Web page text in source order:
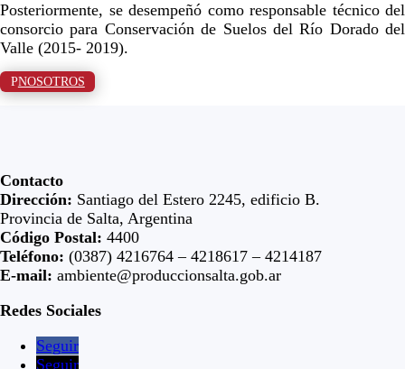
Posteriormente, se desempeñó como responsable técnico del
consorcio para Conservación de Suelos del Río Dorado del
Valle (2015- 2019).
NOSOTROS
Contacto
Dirección: Santiago del Estero 2245, edificio B.
Provincia de Salta, Argentina
Código Postal: 4400
Teléfono: (0387) 4216764 – 4218617 – 4214187
E-mail: ambiente@produccionsalta.gob.ar
Redes Sociales
Seguir
Seguir